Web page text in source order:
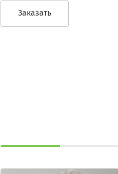
Заказать